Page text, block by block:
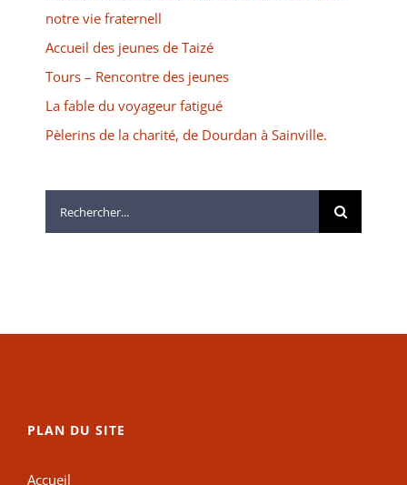
notre vie fraternell
Accueil des jeunes de Taizé
Tours – Rencontre des jeunes
La fable du voyageur fatigué
Pèlerins de la charité, de Dourdan à Sainville.
Rechercher:
PLAN DU SITE
Accueil